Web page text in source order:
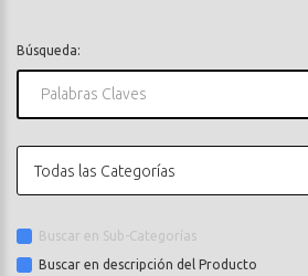
Búsqueda:
Todas las Categorías
Buscar en Sub-Categorías
Buscar en descripción del Producto